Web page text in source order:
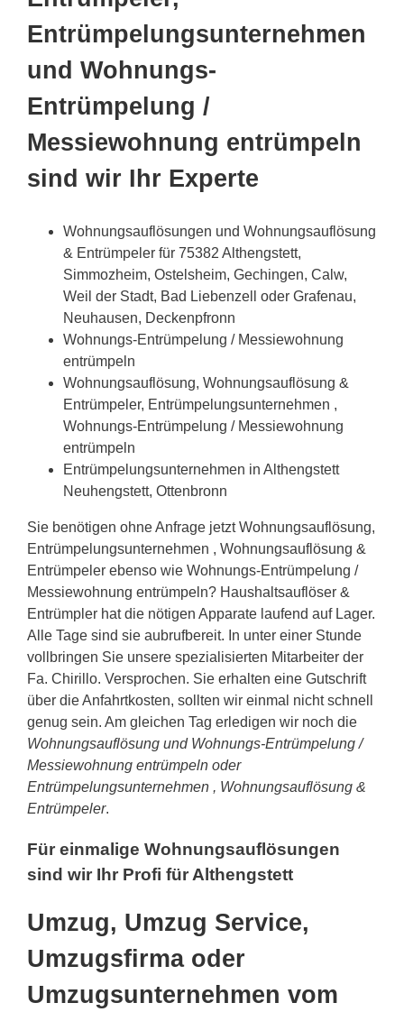
Entrümpelungsunternehmen
und Wohnungs-
Entrümpelung /
Messiewohnung entrümpeln
sind wir Ihr Experte
Wohnungsauflösungen und Wohnungsauflösung
& Entrümpeler für 75382 Althengstett,
Simmozheim, Ostelsheim, Gechingen, Calw,
Weil der Stadt, Bad Liebenzell oder Grafenau,
Neuhausen, Deckenpfronn
Wohnungs-Entrümpelung / Messiewohnung
entrümpeln
Wohnungsauflösung, Wohnungsauflösung &
Entrümpeler, Entrümpelungsunternehmen ,
Wohnungs-Entrümpelung / Messiewohnung
entrümpeln
Entrümpelungsunternehmen in Althengstett
Neuhengstett, Ottenbronn
Sie benötigen ohne Anfrage jetzt Wohnungsauflösung,
Entrümpelungsunternehmen , Wohnungsauflösung &
Entrümpeler ebenso wie Wohnungs-Entrümpelung /
Messiewohnung entrümpeln? Haushaltsauflöser &
Entrümpler hat die nötigen Apparate laufend auf Lager.
Alle Tage sind sie aubrufbereit. In unter einer Stunde
vollbringen Sie unsere spezialisierten Mitarbeiter der
Fa. Chirillo. Versprochen. Sie erhalten eine Gutschrift
über die Anfahrtkosten, sollten wir einmal nicht schnell
genug sein. Am gleichen Tag erledigen wir noch die
Wohnungsauflösung und Wohnungs-Entrümpelung /
Messiewohnung entrümpeln oder
Entrümpelungsunternehmen , Wohnungsauflösung &
Entrümpeler.
Für einmalige Wohnungsauflösungen
sind wir Ihr Profi für Althengstett
Umzug, Umzug Service,
Umzugsfirma oder
Umzugsunternehmen vom